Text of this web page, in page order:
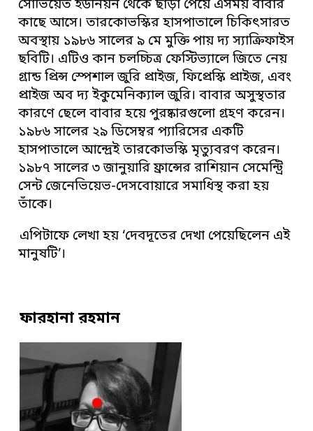
সোভিয়েত ইউনিয়ন থেকে ছাড়া পেয়ে এসময় বাবার
কাছে আসে। তারকোভস্কির হাসপাতালে চিকিৎসারত
অবস্থায় ১৯৮৬ সালের ৯ মে মুক্তি পায় দ্য স্যাক্রিফাইস
ছবিটি। এটিও কান চলচ্চিত্র ফেস্টিভ্যালে জিতে নেয়
গ্রান্ড প্রিন্স স্পেশাল জুরি প্রাইজ, ফিপ্রেস্কি প্রাইজ, এবং
প্রাইজ অব দ্য ইকুমেনিক্যাল জুরি। বাবার অসুস্থতার
কারণে ছেলে বাবার হয়ে পুরষ্কারগুলো গ্রহণ করেন।
১৯৮৬ সালের ২৯ ডিসেম্বর প্যারিসের একটি
হাসপাতালে আন্দ্রেই তারকোভস্কি মৃত্যুবরণ করেন।
১৯৮৭ সালের ৩ জানুয়ারি ফ্রান্সের রাশিয়ান সেমেন্ট্রি
সেন্ট জেনেভিয়েভ-দেসবোয়ারে সমাধিস্থ করা হয়
তাঁকে।
এপিটাফে লেখা হয় ‘দেবদূতের দেখা পেয়েছিলেন এই
মানুষটি’।
ফারহানা রহমান